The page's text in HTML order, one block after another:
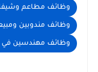
وظائف مطاعم
وظائف مندوبين
وظائف مهندسين في